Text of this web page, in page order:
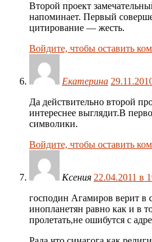
Второй проект
напоминает. Первый
цитирование — жесть.
Войдите, чтобы оставить
Екатерина
Да действительно второй
интереснее выглядит.В
символики.
Войдите, чтобы оставить
Ксения 22.04.2011 в
господин Агамиров верит в
инопланетян равно как и в
пролетать,не ошибутся с